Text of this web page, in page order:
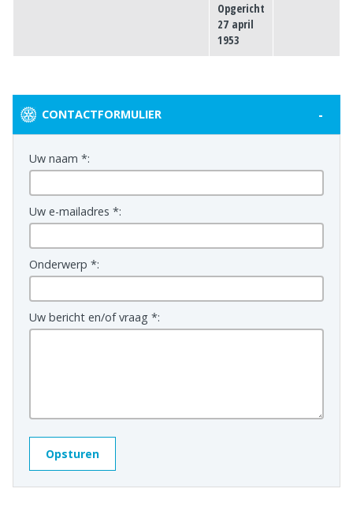
Opgericht
27 april
1953
CONTACTFORMULIER -
Uw naam *:
Uw e-mailadres *:
Onderwerp *:
Uw bericht en/of vraag *: